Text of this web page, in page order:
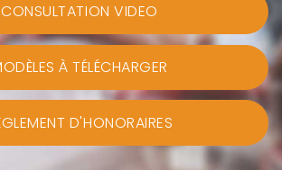
CONSULTATION VIDEO
À TÉLÉCHARGER
D'HONORAIRES